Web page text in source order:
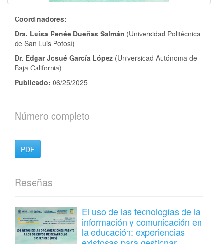
Coordinadores:
Dra. Luisa Renée Dueñas Salmán (Universidad Politécnica
de San Luis Potosí)
Dr. Edgar Josué García López (Universidad Autónoma de
Baja California)
Publicado: 06/25/2025
Número completo
PDF
Reseñas
El uso de las tecnologías de la
información y comunicación en
la educación: experiencias